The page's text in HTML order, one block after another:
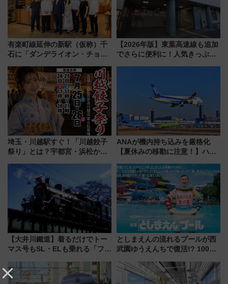
有楽町線延伸の新駅（仮称）千
石に「ダンデライオン・チョコ
1億円出資で挑む新時代のまちづ
くりとは？
【2026年版】東葉高速線も追加
でさらに便利に！人気きっぷ
巡るなら使い勝手・コスパ抜群
埼玉・川越駅すぐ！「川越餃子
祭り」とは？宇都宮・浜松から
を食べ比べ【7月25日・26日開
ANAが機内持ち込みを厳格化
【夏休みの移動に注意！】ハン
「身の回り品」新サイズ制限
(40×30×20cm)おさらい
【大井川鐵道】着るだけでトー
マス号もSL・ELも乗れる「フリ
受注販売
としまえんの流れるプールが西
武園ゆうえんちで復活!? 100周
イダー」に注目 2026年夏は所
沢へ遊びに行こう